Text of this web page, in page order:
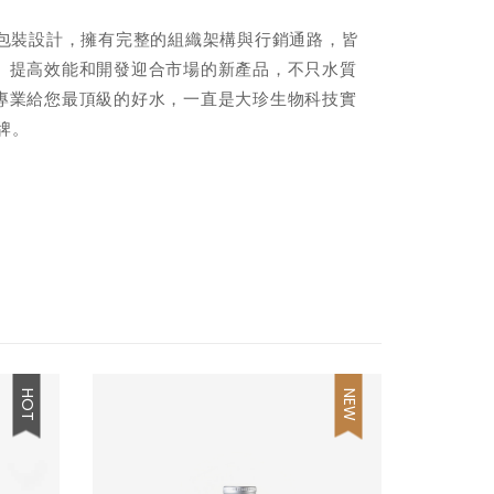
設計，擁有完整的組織架構與行銷通路，皆
高效能和開發迎合市場的新產品，不只水質
給您最頂級的好水，一直是大珍生物科技實
HOT NEW